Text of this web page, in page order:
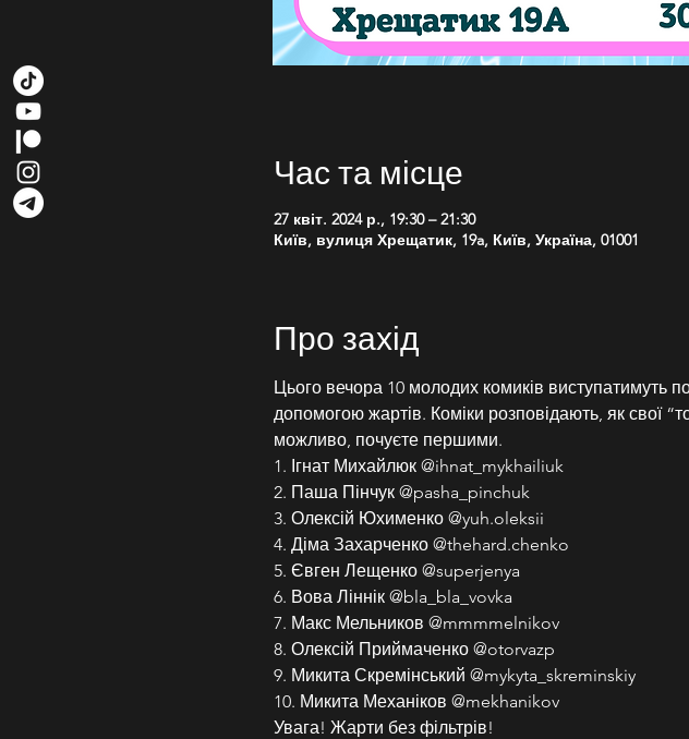
Час та місце
27 квіт. 2024 р., 19:30 – 21:30
Київ, вулиця Хрещатик, 19a, Київ, Україна, 01001
Про захід
Цього вечора 10 молодих комиків виступатимуть
допомогою жартів. Коміки розповідають, як свої
можливо, почуєте першими.
1. Ігнат Михайлюк @ihnat_mykhailiuk
2. Паша Пінчук @pasha_pinchuk
3. Олексій Юхименко @yuh.oleksii
4. Діма Захарченко @thehard.chenko
5. Євген Лещенко @superjenya
6. Вова Ліннік @bla_bla_vovka
7. Макс Мельников @mmmmelnikov
8. Олексій Приймаченко @otorvazp
9. Микита Скремінський @mykyta_skreminskiy
10. Микита Механіков @mekhanikov
Увага! Жарти без фільтрів!